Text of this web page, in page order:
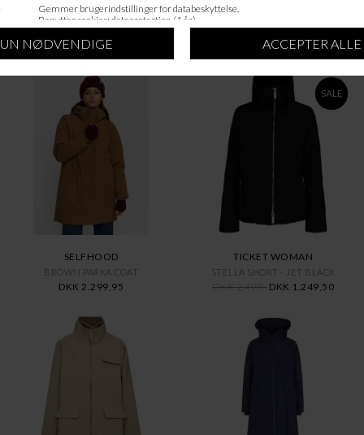
Leveringstid?
ANDRE KØBTE OGSÅ
SELFHOOD
BROWN PARKA COAT
DKK 2.299,95
SALE
TICKET WOMAN
STELLA SHORT - JET BLACK
DKK 2.499,- DKK 1.249,50